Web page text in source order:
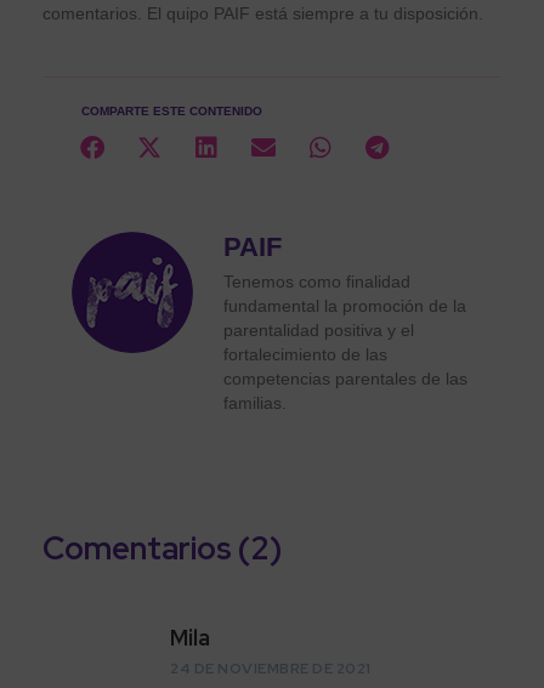
comentarios. El quipo PAIF está siempre a tu disposición.
COMPARTE ESTE CONTENIDO
PAIF
Tenemos como finalidad
fundamental la promoción de la
parentalidad positiva y el
fortalecimiento de las
competencias parentales de las
familias.
Comentarios (2)
Mila
24 DE NOVIEMBRE DE 2021